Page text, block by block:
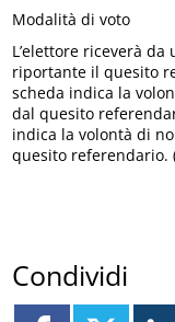
Modalità di voto
L’elettore riceverà
riportante il quesito
scheda indica la
dal quesito
indica la volontà di
quesito referendario.
Condividi